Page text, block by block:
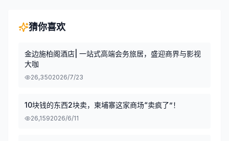
猜你喜欢
金边施柏阁酒店| 一站式高端会务旅居，盛迎商界与影视
大咖
26,3502026/7/23
10块钱的东西2块卖，柬埔寨这家商场“卖疯了”！
26,1592026/6/11